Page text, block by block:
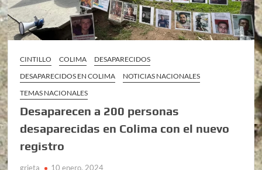
CINTILLO COLIMA
DESAPARECIDOS
DESAPARECIDOS EN COLIMA
NOTICIAS NACIONALES
TEMAS NACIONALES
Desaparecen a 200 personas
desaparecidas en Colima con el nuevo
registro
grieta 10 enero, 2024